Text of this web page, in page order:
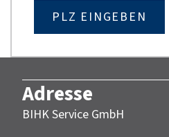
PLZ EINGEBEN
Adresse
BIHK Service GmbH